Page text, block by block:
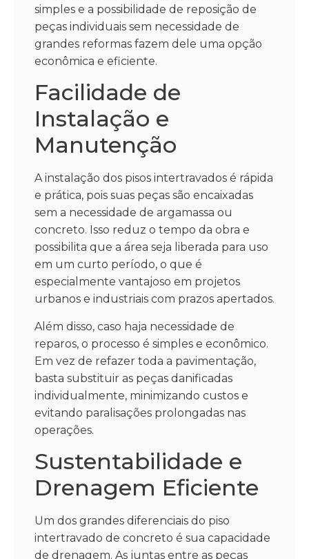
simples e a possibilidade de reposição de
peças individuais sem necessidade de
grandes reformas fazem dele uma opção
econômica e eficiente.
Facilidade de
Instalação e
Manutenção
A instalação dos pisos intertravados é rápida
e prática, pois suas peças são encaixadas
sem a necessidade de argamassa ou
concreto. Isso reduz o tempo da obra e
possibilita que a área seja liberada para uso
em um curto período, o que é
especialmente vantajoso em projetos
urbanos e industriais com prazos apertados.
Além disso, caso haja necessidade de
reparos, o processo é simples e econômico.
Em vez de refazer toda a pavimentação,
basta substituir as peças danificadas
individualmente, minimizando custos e
evitando paralisações prolongadas nas
operações.
Sustentabilidade e
Drenagem Eficiente
Um dos grandes diferenciais do piso
intertravado de concreto é sua capacidade
de drenagem. As juntas entre as peças